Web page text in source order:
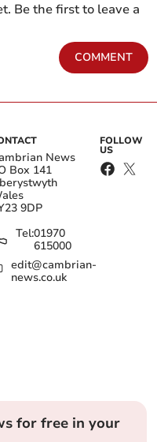
Be the first to leave a
COMMENT
News
Box 141
9DP
Tel:01970
615000
edit@cambrian-
news.co.uk
FOLLOW
US
for free in your